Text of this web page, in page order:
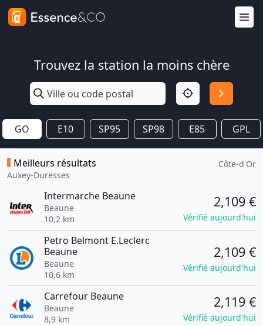
Trouvez la station la moins chère
GO E10 SP95 SP98 E85 GPL
Meilleurs résultats
Auxey-Duresses
Côte-d'Or
Intermarche Beaune
Beaune
10,2 km
2,109 €
Vérifié aujourd'hui
Petro Belmont E.Leclerc
Beaune
Beaune
10,6 km
2,109 €
Vérifié aujourd'hui
Carrefour Beaune
Beaune
8,9 km
2,119 €
Vérifié aujourd'hui